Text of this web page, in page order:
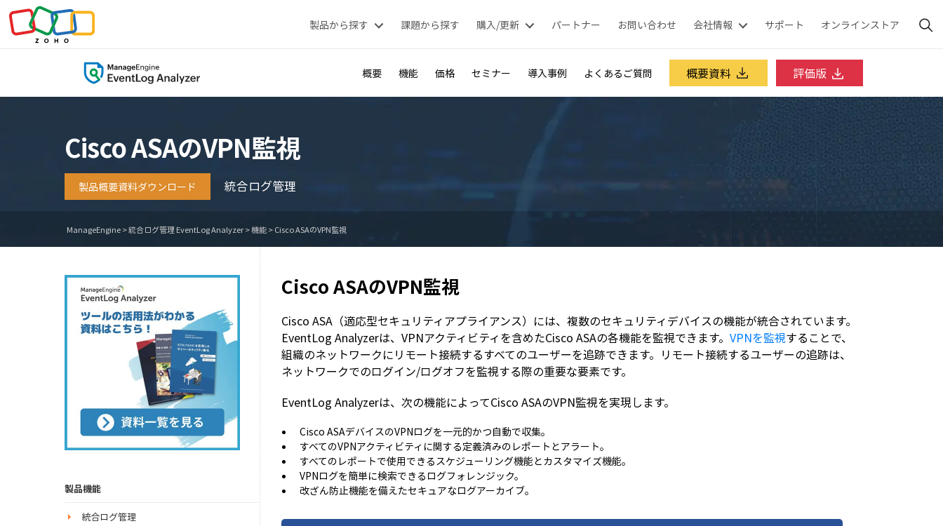
製品から探す 課題から探す 購入/更新 パートナー お問い合わせ 会社情報 サポート オンラインストア
概要 機能 価格 セミナー 導入事例 よくあるご質問 概要資料 評価版
Cisco ASAのVPN監視
統合ログ管理
製品概要資料ダウンロード
ManageEngine>統合ログ管理 EventLog Analyzer>機能>Cisco ASAのVPN監視
製品機能
統合ログ管理
Cisco ASAのVPN監視
Cisco ASA（適応型セキュリティアプライアンス）には、複数のセキュリティデバイスの機能が統合されています。
EventLog Analyzerは、VPNアクティビティを含めたCisco ASAの各機能を監視できます。VPNを監視することで、
組織のネットワークにリモート接続するすべてのユーザーを追跡できます。リモート接続するユーザーの追跡は、
ネットワークでのログイン/ログオフを監視する際の重要な要素です。
EventLog Analyzerは、次の機能によってCisco ASAのVPN監視を実現します。
Cisco ASAデバイスのVPNログを一元的かつ自動で収集。
すべてのVPNアクティビティに関する定義済みのレポートとアラート。
すべてのレポートで使用できるスケジューリング機能とカスタマイズ機能。
VPNログを簡単に検索できるログフォレンジック。
改ざん防止機能を備えたセキュアなログアーカイブ。